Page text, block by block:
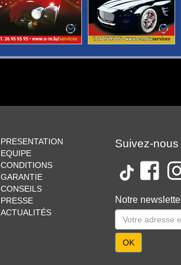
PRESENTATION
EQUIPE
CONDITIONS
GARANTIE
CONSEILS
PRESSE
ACTUALITÉS
Suivez-nous
Notre
OK